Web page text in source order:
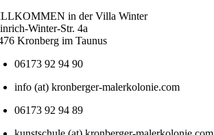
in der Villa Winter
Winter-Str. 4a
Kronberg im Taunus
06173 92 94 90
info (at) kronberger-malerkolonie.com
06173 92 94 89